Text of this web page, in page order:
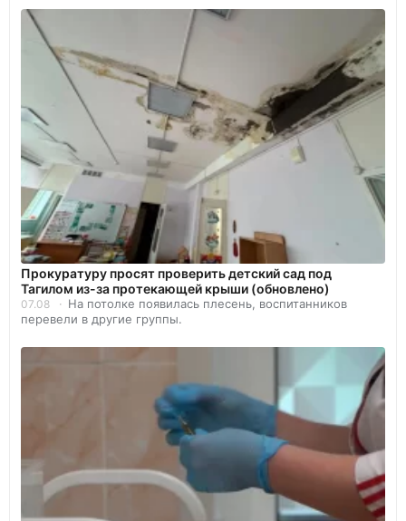
Прокуратуру просят проверить детский сад под
Тагилом из-за протекающей крыши (обновлено)
07.08
На потолке появилась плесень, воспитанников
перевели в другие группы.